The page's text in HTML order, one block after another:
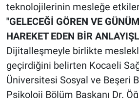
teknolojilerinin mesleğe
"GELECEĞİ GÖREN VE
HAREKET EDEN BİR
Dijitalleşmeyle birlikte
geçirdiğini belirten Kocaeli
Üniversitesi Sosyal ve Beşeri
Psikoloji Bölüm Başkanı Dr.